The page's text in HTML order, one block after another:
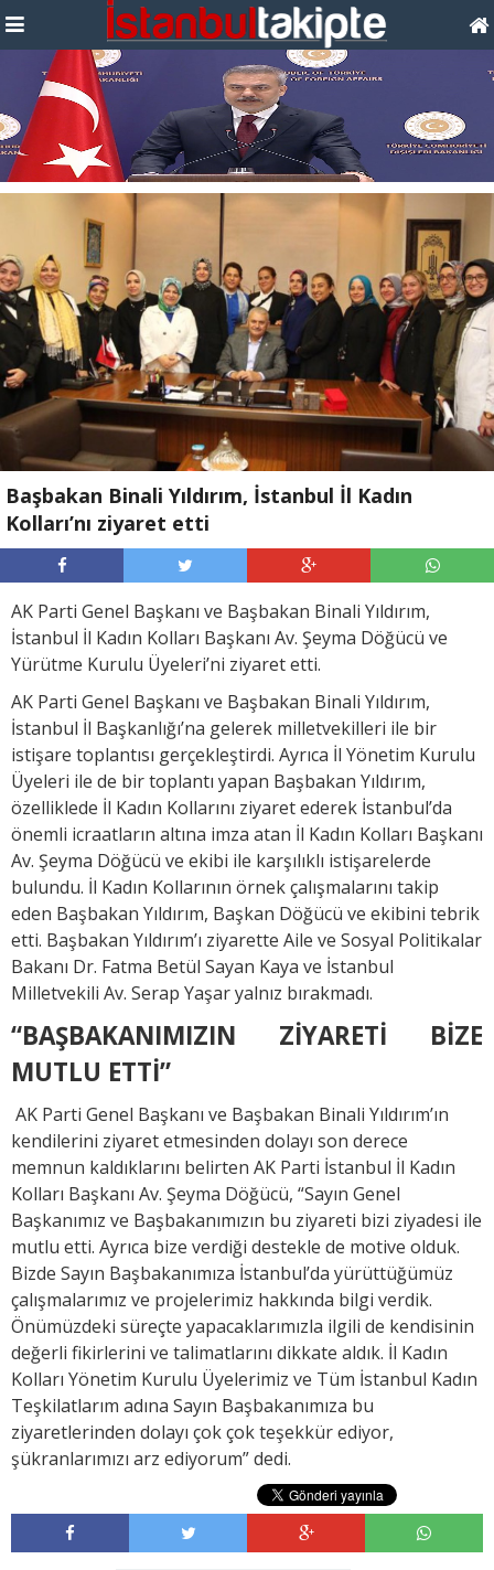
Başbakan Binali Yıldırım, İstanbul İl Kadın
Kolları’nı ziyaret etti
AK Parti Genel Başkanı ve Başbakan Binali Yıldırım,
İstanbul İl Kadın Kolları Başkanı Av. Şeyma Döğücü ve
Yürütme Kurulu Üyeleri’ni ziyaret etti.
AK Parti Genel Başkanı ve Başbakan Binali Yıldırım,
İstanbul İl Başkanlığı’na gelerek milletvekilleri ile bir
istişare toplantısı gerçekleştirdi. Ayrıca İl Yönetim Kurulu
Üyeleri ile de bir toplantı yapan Başbakan Yıldırım,
özelliklede İl Kadın Kollarını ziyaret ederek İstanbul’da
önemli icraatların altına imza atan İl Kadın Kolları Başkanı
Av. Şeyma Döğücü ve ekibi ile karşılıklı istişarelerde
bulundu. İl Kadın Kollarının örnek çalışmalarını takip
eden Başbakan Yıldırım, Başkan Döğücü ve ekibini tebrik
etti. Başbakan Yıldırım’ı ziyarette Aile ve Sosyal Politikalar
Bakanı Dr. Fatma Betül Sayan Kaya ve İstanbul
Milletvekili Av. Serap Yaşar yalnız bırakmadı.
“BAŞBAKANIMIZIN ZİYARETİ BİZE
MUTLU ETTİ”
AK Parti Genel Başkanı ve Başbakan Binali Yıldırım’ın
kendilerini ziyaret etmesinden dolayı son derece
memnun kaldıklarını belirten AK Parti İstanbul İl Kadın
Kolları Başkanı Av. Şeyma Döğücü, “Sayın Genel
Başkanımız ve Başbakanımızın bu ziyareti bizi ziyadesi ile
mutlu etti. Ayrıca bize verdiği destekle de motive olduk.
Bizde Sayın Başbakanımıza İstanbul’da yürüttüğümüz
çalışmalarımız ve projelerimiz hakkında bilgi verdik.
Önümüzdeki süreçte yapacaklarımızla ilgili de kendisinin
değerli fikirlerini ve talimatlarını dikkate aldık. İl Kadın
Kolları Yönetim Kurulu Üyelerimiz ve Tüm İstanbul Kadın
Teşkilatlarım adına Sayın Başbakanımıza bu
ziyaretlerinden dolayı çok çok teşekkür ediyor,
şükranlarımızı arz ediyorum” dedi.